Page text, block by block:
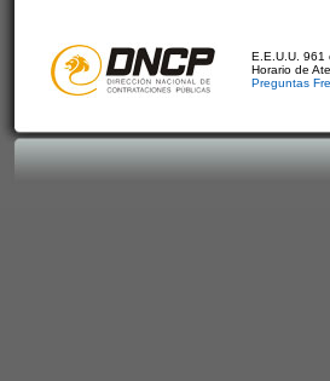
E.E.U.U. 961
Horario de
Preguntas